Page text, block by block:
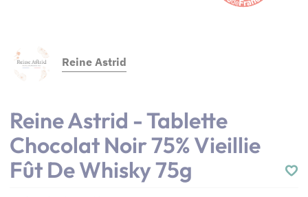
Reine Astrid
Reine Astrid - Tablette
Chocolat Noir 75% Vieillie
Fût De Whisky 75g